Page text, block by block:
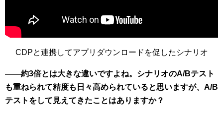
CDPと連携してアプリダウンロードを促したシナリオ
――約3倍とは大きな違いですよね。シナリオのA/Bテスト
も重ねられて精度も日々高められていると思いますが、A/B
テストをして見えてきたことはありますか？